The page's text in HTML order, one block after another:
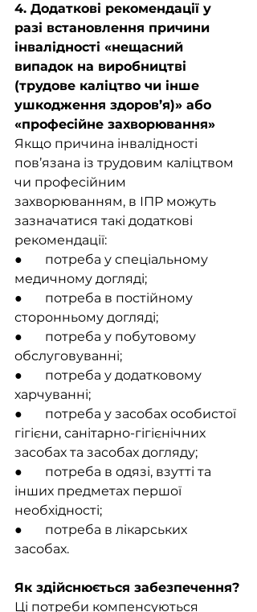
4. Додаткові рекомендації у
разі встановлення причини
інвалідності «нещасний
випадок на виробництві
(трудове каліцтво чи інше
ушкодження здоров’я)» або
«професійне захворювання»
Якщо причина інвалідності
пов’язана із трудовим каліцтвом
чи професійним
захворюванням, в ІПР можуть
зазначатися такі додаткові
рекомендації:
●       потреба у спеціальному
медичному догляді;
●       потреба в постійному
сторонньому догляді;
●       потреба у побутовому
обслуговуванні;
●       потреба у додатковому
харчуванні;
●       потреба у засобах особистої
гігієни, санітарно-гігієнічних
засобах та засобах догляду;
●       потреба в одязі, взутті та
інших предметах першої
необхідності;
●       потреба в лікарських
засобах.
Як здійснюється забезпечення?
Ці потреби компенсуються